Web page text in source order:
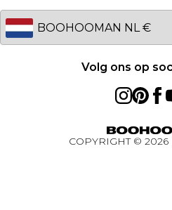
BOOHOOMAN App
Australia
EU
Volg ons op
COPYRIGHT © 2026